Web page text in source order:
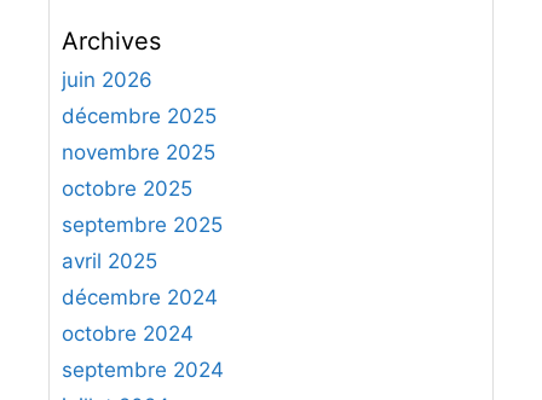
h
e
r
h
e
r
:
Archives
juin 2026
décembre 2025
novembre 2025
octobre 2025
septembre 2025
avril 2025
décembre 2024
octobre 2024
septembre 2024